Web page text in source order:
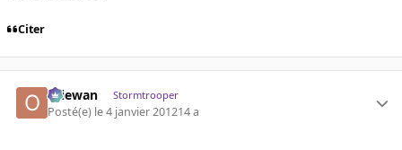
Citer
Oliewan Stormtrooper
Posté(e) le 4 janvier 201214 a